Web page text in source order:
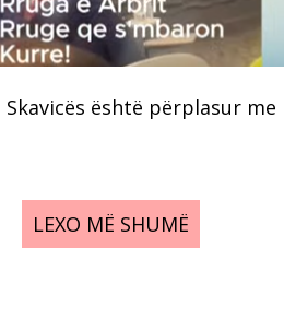
është përplasur
LEXO MË SHUMË